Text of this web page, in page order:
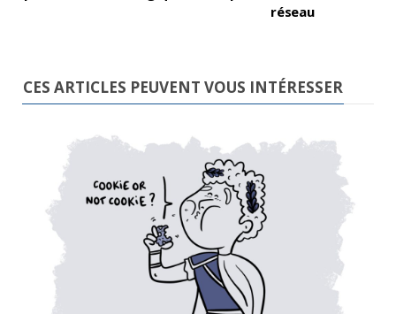
réseau
CES ARTICLES PEUVENT VOUS INTÉRESSER